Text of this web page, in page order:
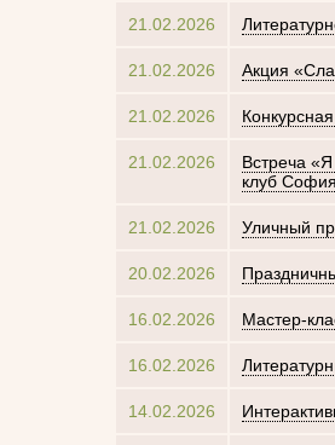
21.02.2026
21.02.2026 Акция
21.02.2026
21.02.2026
Встреча
клуб
21.02.2026 Уличный
20.02.2026
16.02.2026 Мастер-
16.02.2026
14.02.2026